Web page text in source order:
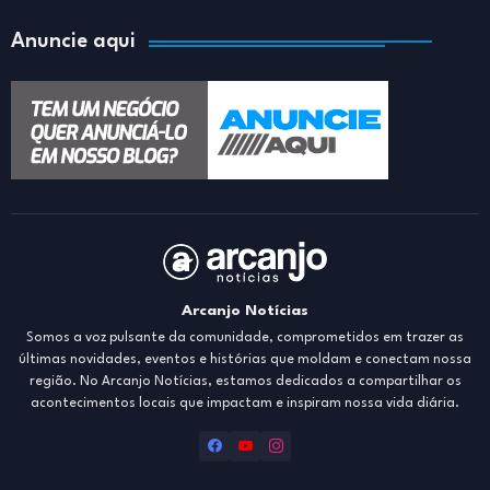
Anuncie aqui
Arcanjo Notícias
Somos a voz pulsante da comunidade, comprometidos em trazer as
últimas novidades, eventos e histórias que moldam e conectam nossa
região. No Arcanjo Notícias, estamos dedicados a compartilhar os
acontecimentos locais que impactam e inspiram nossa vida diária.